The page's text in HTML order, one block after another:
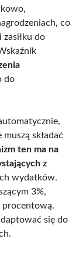
co
do
do
składać
ten ma na
z
wydatków.
3%,
procentową.
się do